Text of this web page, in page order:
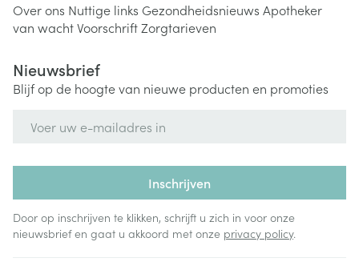
Over ons Nuttige links Gezondheidsnieuws Apotheker
van wachtVoorschriftZorgtarieven
Nieuwsbrief
Blijf op de hoogte van nieuwe producten en promoties
Inschrijven
Door op inschrijven te klikken, schrijft u zich in voor onze
nieuwsbrief en gaat u akkoord met onze privacy policy.